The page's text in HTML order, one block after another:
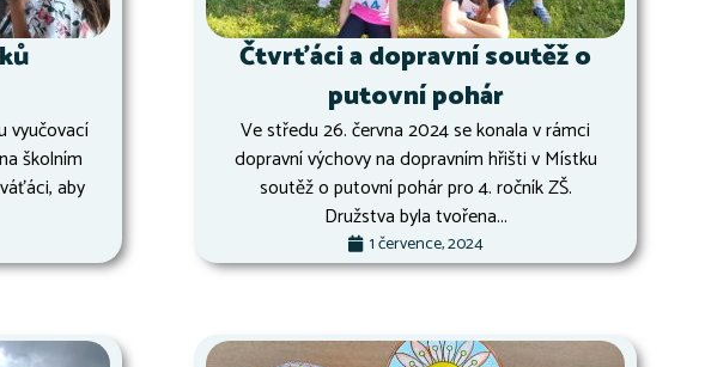
vyučovací
školním
aby
Čtvrťáci a dopravní soutěž o
putovní pohár
Ve středu 26. června 2024 se konala v rámci
dopravní výchovy na dopravním hřišti v Místku
soutěž o putovní pohár pro 4. ročník ZŠ.
Družstva byla tvořena...
1 července, 2024